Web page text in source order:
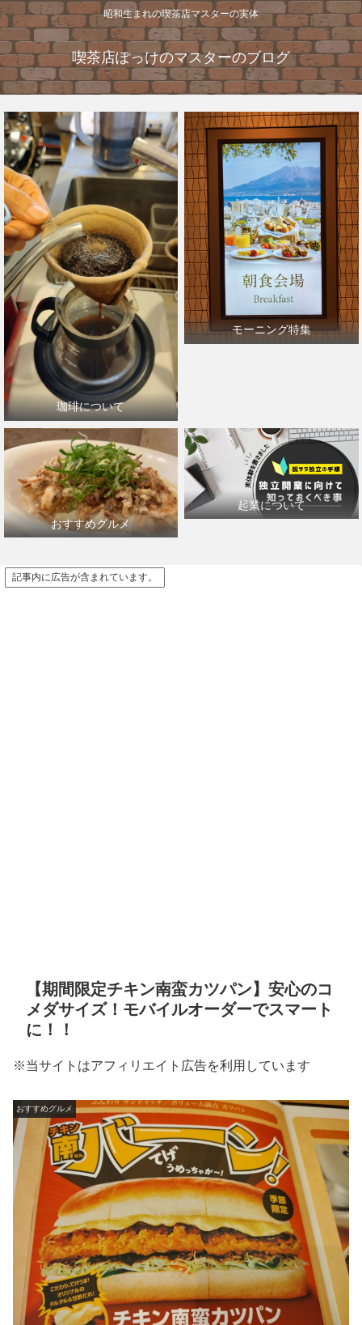
昭和生まれの喫茶店マスターの実体
喫茶店ぽっけのマスターのブログ
珈琲について
モーニング特集
おすすめグルメ
起業について
記事内に広告が含まれています。
【期間限定チキン南蛮カツパン】安心のコ
メダサイズ！モバイルオーダーでスマート
に！！
※当サイトはアフィリエイト広告を利用しています
おすすめグルメ